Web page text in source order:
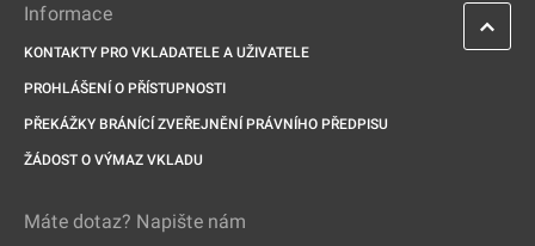
Informace
KONTAKTY PRO VKLADATELE A UŽIVATELE
PROHLÁŠENÍ O PŘÍSTUPNOSTI
PŘEKÁŽKY BRÁNÍCÍ ZVEŘEJNĚNÍ PRÁVNÍHO PŘEDPISU
ŽÁDOST O VÝMAZ VKLADU
Máte dotaz? Napište nám